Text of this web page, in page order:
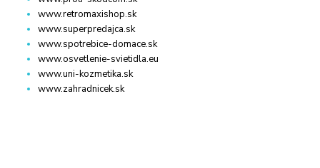
www.retromaxishop.sk
www.superpredajca.sk
www.spotrebice-domace.sk
www.osvetlenie-svietidla.eu
www.uni-kozmetika.sk
www.zahradnicek.sk